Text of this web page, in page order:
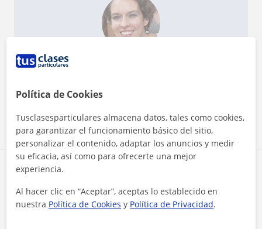
¿Quieres saber más de Cristina Beatriz?
Zona de Cristina Beatriz
Localidades a las que se desplaza para dar clase
Política de Cookies
Tusclasesparticulares almacena datos, tales como cookies,
para garantizar el funcionamiento básico del sitio,
personalizar el contenido, adaptar los anuncios y medir
su eficacia, así como para ofrecerte una mejor
experiencia.
Al hacer clic en “Aceptar”, aceptas lo establecido en
nuestra Política de Cookies y Política de Privacidad.